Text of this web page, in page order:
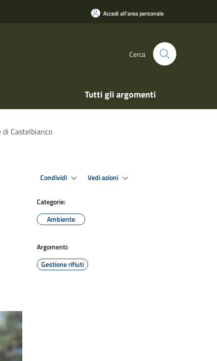
Accedi all'area personale
Cerca
Tutti gli argomenti
Castelbianco
Condividi Vedi azioni
Categorie:
Ambiente
Argomenti:
Gestione rifiuti